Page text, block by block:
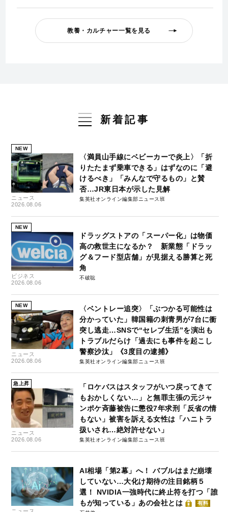
教養・カルチャー一覧を見る
新着記事
NEW
ニュース
2026.08.06
〈満員山手線にベビーカーで炎上〉「折
りたたまず乗車できる」はずなのに「避
けるべき」「みんなで守るもの」と賛
否…JR東日本が示した見解
集英社オンライン編集部ニュース班
NEW
ビジネス
2026.08.06
ドラッグストアの「スーパー化」は物価
高の救世主になるか？ 新業態「ドラッ
グ＆フード型店舗」が見据える勝算と死
角
不破聡
NEW
ニュース
2026.08.06
〈ベントレー追突〉「ぶつかる可能性は
分かっていた」韓国籍の刺青男が7台に衝
突し逃走…SNSで“セレブ生活”を演出も
トラブルだらけ「過去にも事件を起こし
警察沙汰」《3度目の逮捕》
集英社オンライン編集部ニュース班
急上昇
ニュース
2026.08.06
「ロケバスはスタッフがいつ戻ってきて
もおかしくない…」と無罪主張の元ジャ
ンポケ斉藤被告に懲役7年求刑「反省の情
もない」被害を訴える女性は「ハニトラ
扱いされ…絶対許せない」
集英社オンライン編集部ニュース班
AI相場「第2幕」へ！ バブルはまだ崩壊
していない…大化け期待の注目銘柄５
選！ NVIDIA一強時代に終止符を打つ「誰
もが知っている」あの会社とは
有料